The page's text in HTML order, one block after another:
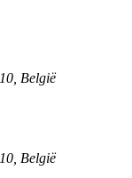
België
België